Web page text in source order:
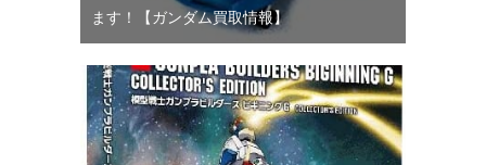
ます！【ガンダム買取情報】